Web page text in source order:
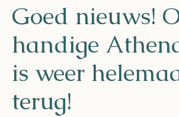
Goed nieuws!
handige
is weer
terug!